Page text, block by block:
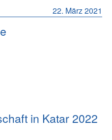
22. März 2021
in Katar 2022